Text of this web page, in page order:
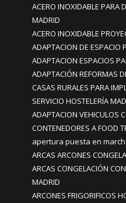
ACERO INOXIDABLE PARA
MADRID
ACERO INOXIDABLE
ADAPTACION DE ESPACIO
ADAPTACION ESPACIOS
ADAPTACIÓN REFORMAS
CASAS RURALES PARA
SERVICIO HOSTELERÍA
ADAPTACION VEHICULOS
CONTENEDORES A FOOD
apertura puesta en
ARCAS ARCONES
ARCAS CONGELACIÓN
MADRID
ARCONES FRIGORIFICOS